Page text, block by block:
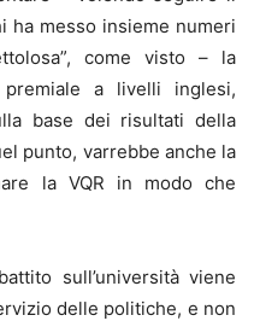
ha messo insieme numeri
come visto – la
a livelli inglesi,
base dei risultati della
punto, varrebbe anche la
la VQR in modo che
sull’università viene
delle politiche, e non